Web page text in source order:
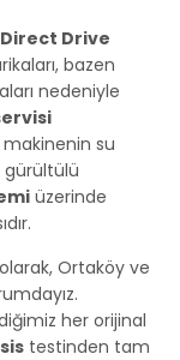
Direct Drive
bazen
nedeniyle
makinenin su
gürültülü
üzerinde
Ortaköy ve
her orijinal
testinden tam